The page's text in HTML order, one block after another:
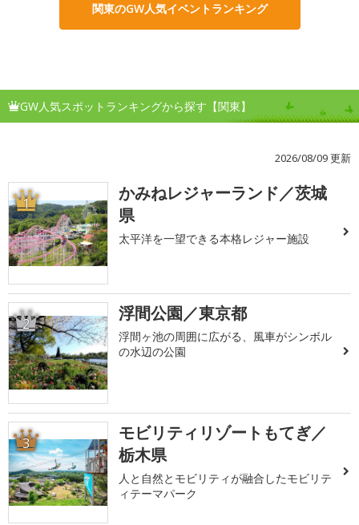
関東のGW人気イベントランキング
GW人気スポットランキングから探す【関東】
2026/08/09 更新
1
かみねレジャーランド／茨城
県
太平洋を一望できる本格レジャー施設
2 浮間公園／東京都
浮間ヶ池の周囲に広がる、風車がシンボル
の水辺の公園
3
モビリティリゾートもてぎ／
栃木県
人と自然とモビリティが融合したモビリテ
ィテーマパーク